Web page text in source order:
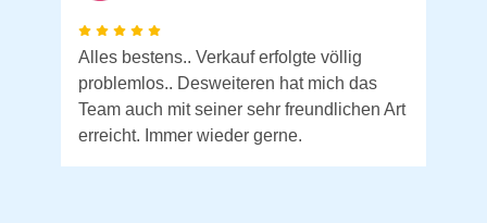
Alles bestens.. Verkauf erfolgte völlig
problemlos.. Desweiteren hat mich das
Team auch mit seiner sehr freundlichen Art
erreicht. Immer wieder gerne.